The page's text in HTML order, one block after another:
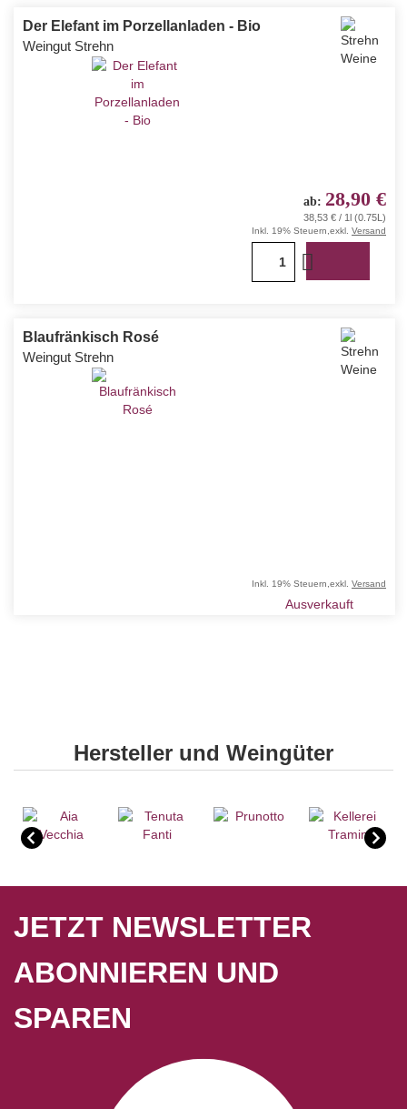
Der Elefant im Porzellanladen - Bio
Weingut Strehn
ab 28,90 €
38,53 € / 1l (0.75L)
Inkl. 19% Steuern exkl. Versand
1
Blaufränkisch Rosé
Weingut Strehn
Inkl. 19% Steuern exkl. Versand
Ausverkauft
Hersteller und Weingüter
JETZT NEWSLETTER
ABONNIEREN UND
SPAREN